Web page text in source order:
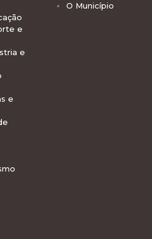
e
e
e
O Município